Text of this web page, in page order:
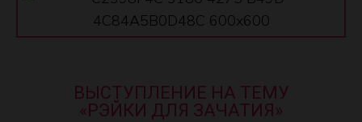
ВЫСТУПЛЕНИЕ НА ТЕМУ
«РЭЙКИ ДЛЯ ЗАЧАТИЯ»